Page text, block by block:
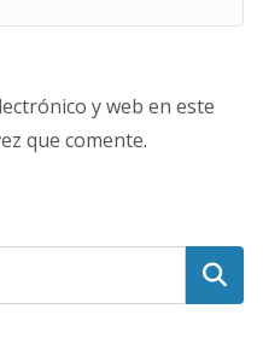
y web en este
que comente.
Buscar